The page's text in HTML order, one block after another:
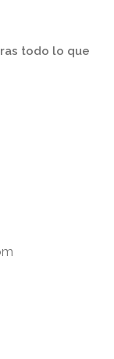
todo lo que